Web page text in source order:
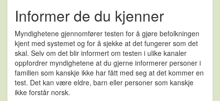
Informer de du kjenner
Myndighetene gjennomfører testen for å gjøre befolkningen
kjent med systemet og for å sjekke at det fungerer som det
skal. Selv om det blir informert om testen i ulike kanaler
oppfordrer myndighetene at du gjerne informerer personer i
familien som kanskje ikke har fått med seg at det kommer en
test. Det kan være eldre, barn eller personer som kanskje
ikke forstår norsk.